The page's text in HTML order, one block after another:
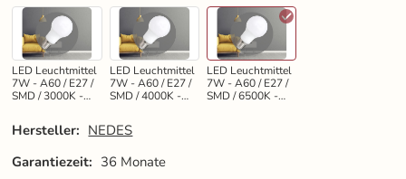
LED Leuchtmittel
7W - A60 / E27 /
SMD / 3000K -
LED Leuchtmittel
7W - A60 / E27 /
SMD / 4000K -
LED Leuchtmittel
7W - A60 / E27 /
SMD / 6500K -
Hersteller: NEDES
Garantiezeit: 36 Monate